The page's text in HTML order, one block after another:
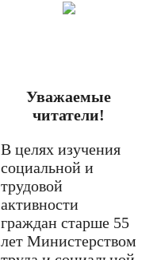
Уважаемые
читатели!
В целях изучения
социальной и
трудовой
активности
граждан старше 55
лет Министерством